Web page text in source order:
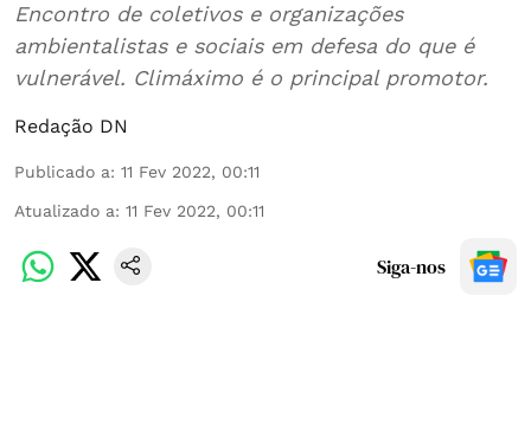
Encontro de coletivos e organizações
ambientalistas e sociais em defesa do que é
vulnerável. Climáximo é o principal promotor.
Redação DN
Publicado a: 11 Fev 2022, 00:11
Atualizado a: 11 Fev 2022, 00:11
Siga-nos